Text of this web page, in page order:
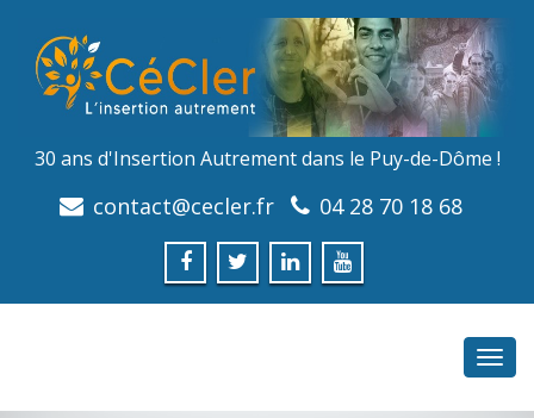
30 ans d'Insertion Autrement dans le Puy-de-Dôme !
contact@cecler.fr 04 28 70 18 68